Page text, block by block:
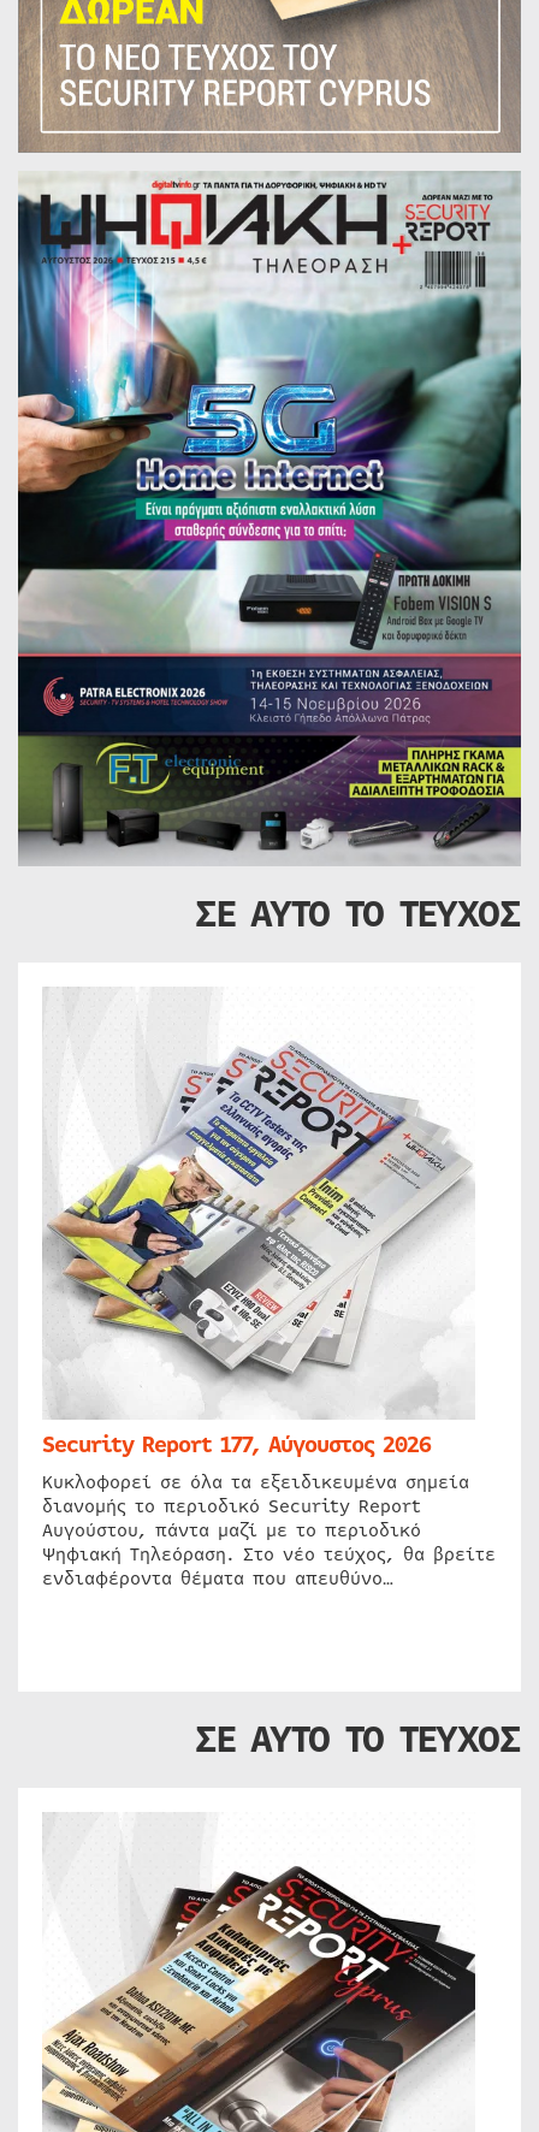
ΣΕ ΑΥΤΟ ΤΟ ΤΕΥΧΟΣ
Security Report 177, Αύγουστος 2026
Κυκλοφορεί σε όλα τα εξειδικευμένα σημεία
διανομής το περιοδικό Security Report
Αυγούστου, πάντα μαζί με το περιοδικό
Ψηφιακή Τηλεόραση. Στο νέο τεύχος, θα βρείτε
ενδιαφέροντα θέματα που απευθύνο…
ΣΕ ΑΥΤΟ ΤΟ ΤΕΥΧΟΣ